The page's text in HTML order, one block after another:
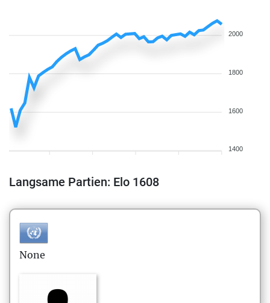
2000
1800
1600
1400
Langsame Partien: Elo 1608
None